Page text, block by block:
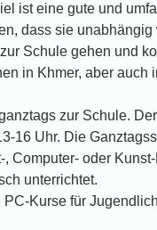
ist eine gute und
dass sie
Schule gehen und
in Khmer, aber auch
zur Schule.
16 Uhr. Die
Computer- oder
unterrichtet.
Kurse für